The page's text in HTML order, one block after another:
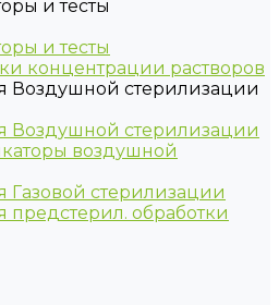
и тесты
и тесты
концентрации растворов
Воздушной стерилизации
Воздушной стерилизации
воздушной
Газовой стерилизации
обработки